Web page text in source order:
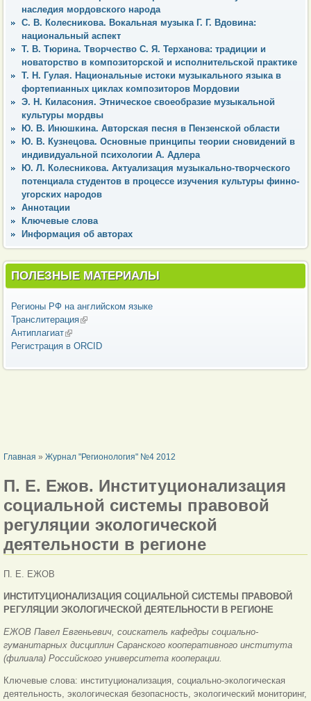
наследия мордовского народа
С. В. Колесникова. Вокальная музыка Г. Г. Вдовина:
национальный аспект
Т. В. Тюрина. Творчество С. Я. Терханова: традиции и
новаторство в композиторской и исполнительской практике
Т. Н. Гулая. Национальные истоки музыкального языка в
фортепианных циклах композиторов Мордовии
Э. Н. Киласония. Этническое своеобразие музыкальной
культуры мордвы
Ю. В. Инюшкина. Авторская песня в Пензенской области
Ю. В. Кузнецова. Основные принципы теории сновидений в
индивидуальной психологии А. Адлера
Ю. Л. Колесникова. Актуализация музыкально-творческого
потенциала студентов в процессе изучения культуры финно-
угорских народов
Аннотации
Ключевые слова
Информация об авторах
ПОЛЕЗНЫЕ МАТЕРИАЛЫ
Регионы РФ на английском языке
Транслитерация(внешняя ссылка)
Антиплагиат(внешняя ссылка)
Регистрация в ORCID
ВЫ ЗДЕСЬ
Главная » Журнал "Регионология" №4 2012
П. Е. Ежов. Институционализация
социальной системы правовой
регуляции экологической
деятельности в регионе
П. Е. ЕЖОВ
ИНСТИТУЦИОНАЛИЗАЦИЯ СОЦИАЛЬНОЙ СИСТЕМЫ ПРАВОВОЙ
РЕГУЛЯЦИИ ЭКОЛОГИЧЕСКОЙ ДЕЯТЕЛЬНОСТИ В РЕГИОНЕ
ЕЖОВ Павел Евгеньевич, соискатель кафедры социально-
гуманитарных дисциплин Саранского кооперативного института
(филиала) Российского университета кооперации.
Ключевые слова: институционализация, социально-экологическая
деятельность, экологическая безопасность, экологический мониторинг,